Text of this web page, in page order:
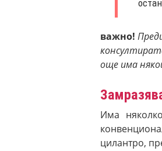
важно!
още има
Има
цилантро,